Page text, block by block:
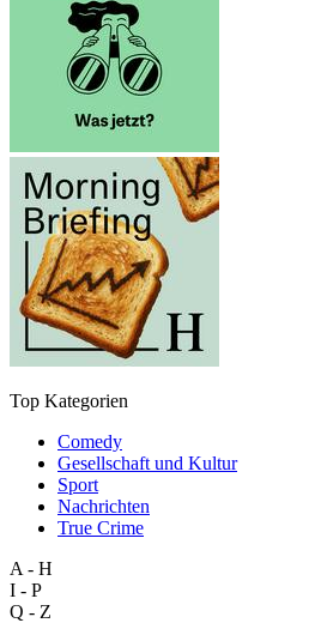
Top Kategorien
Comedy
Gesellschaft und Kultur
Sport
Nachrichten
True Crime
A - H
I - P
Q - Z